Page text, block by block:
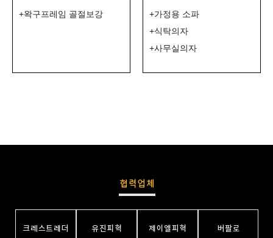
+왁구프레임 골절보강 +가정용 소파
+식탁의자
+사무실의자